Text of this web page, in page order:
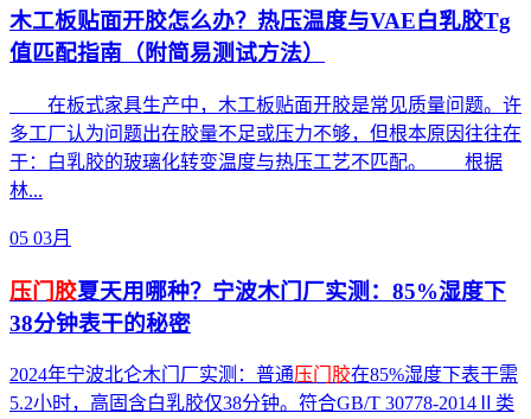
木工板贴面开胶怎么办？热压温度与VAE白乳胶Tg
值匹配指南（附简易测试方法）
在板式家具生产中，木工板贴面开胶是常见质量问题。许
多工厂认为问题出在胶量不足或压力不够，但根本原因往往在
于：白乳胶的玻璃化转变温度与热压工艺不匹配。 根据
林...
05 03月
压门胶夏天用哪种？宁波木门厂实测：85%湿度下
38分钟表干的秘密
2024年宁波北仑木门厂实测：普通压门胶在85%湿度下表干需
5.2小时，高固含白乳胶仅38分钟。符合GB/T 30778-2014Ⅱ类